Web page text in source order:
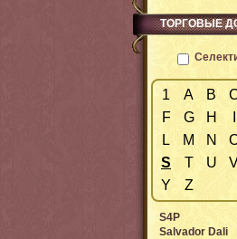
ТОРГОВЫЕ
1 A B
F
G H
L
M N
S
T U
Y
Z
S4P
Salvador Dali